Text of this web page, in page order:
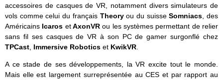
accessoires de casques de VR, notamment divers simulateurs de
vols comme celui du français Theoryou du suisseSomniacs , des
Américains Icaros etAxonVR ou les systèmes permettant de relier
sans fil ses casques de VR à son PC de gamer surgonflé chez
TPCast Immersive Robotics et KwikVR
A ce stade de ses développements, la VR excite tout le monde.
Mais elle est largement surreprésentée au CES et par rapport au